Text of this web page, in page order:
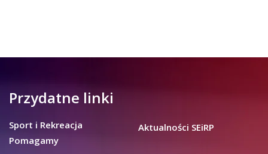
Przydatne linki
Sport i Rekreacja
Pomagamy
Aktualności SEiRP